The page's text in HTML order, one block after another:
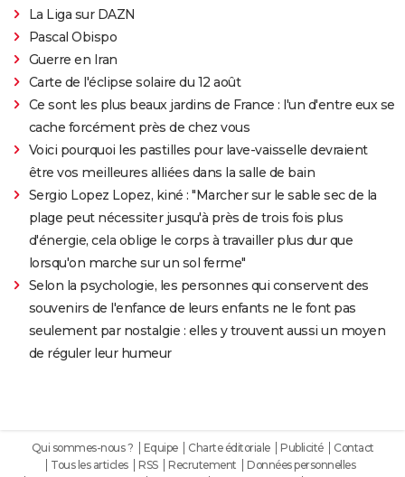
La Liga sur DAZN
Pascal Obispo
Guerre en Iran
Carte de l'éclipse solaire du 12 août
Ce sont les plus beaux jardins de France : l'un d'entre eux se
cache forcément près de chez vous
Voici pourquoi les pastilles pour lave-vaisselle devraient
être vos meilleures alliées dans la salle de bain
Sergio Lopez Lopez, kiné : "Marcher sur le sable sec de la
plage peut nécessiter jusqu'à près de trois fois plus
d'énergie, cela oblige le corps à travailler plus dur que
lorsqu'on marche sur un sol ferme"
Selon la psychologie, les personnes qui conservent des
souvenirs de l'enfance de leurs enfants ne le font pas
seulement par nostalgie : elles y trouvent aussi un moyen
de réguler leur humeur
Qui sommes-nous ? Equipe Charte éditoriale Publicité
Contact
Tous les articles
RSS Recrutement
Données personnelles